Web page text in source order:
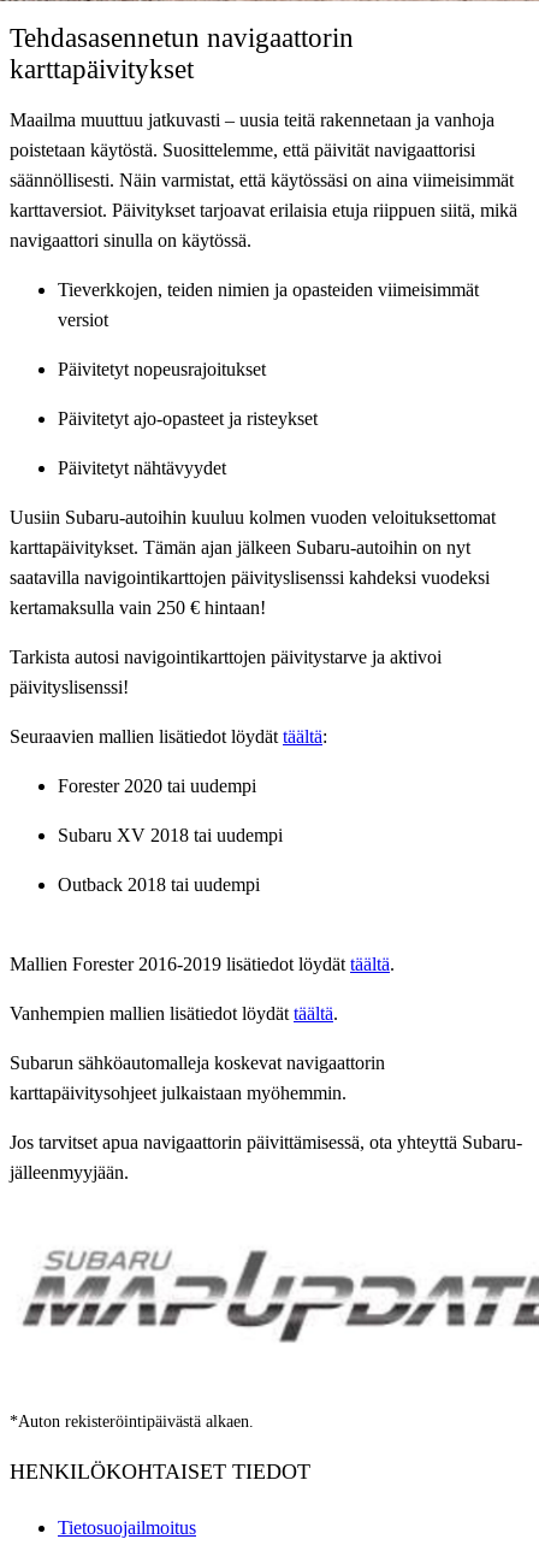
Tehdasasennetun navigaattorin
karttapäivitykset
Maailma muuttuu jatkuvasti – uusia teitä rakennetaan ja vanhoja
poistetaan käytöstä. Suosittelemme, että päivität navigaattorisi
säännöllisesti. Näin varmistat, että käytössäsi on aina viimeisimmät
karttaversiot. Päivitykset tarjoavat erilaisia etuja riippuen siitä, mikä
navigaattori sinulla on käytössä.
Tieverkkojen, teiden nimien ja opasteiden viimeisimmät
versiot
Päivitetyt nopeusrajoitukset
Päivitetyt ajo-opasteet ja risteykset
Päivitetyt nähtävyydet
Uusiin Subaru-autoihin kuuluu kolmen vuoden veloituksettomat
karttapäivitykset. Tämän ajan jälkeen Subaru-autoihin on nyt
saatavilla navigointikarttojen päivityslisenssi kahdeksi vuodeksi
kertamaksulla vain 250 € hintaan!
Tarkista autosi navigointikarttojen päivitystarve ja aktivoi
päivityslisenssi!
Seuraavien mallien lisätiedot löydät täältä:
Forester 2020 tai uudempi
Subaru XV 2018 tai uudempi
Outback 2018 tai uudempi
Mallien Forester 2016-2019 lisätiedot löydät täältä.
Vanhempien mallien lisätiedot löydät täältä.
Subarun sähköautomalleja koskevat navigaattorin
karttapäivitysohjeet julkaistaan myöhemmin.
Jos tarvitset apua navigaattorin päivittämisessä, ota yhteyttä Subaru-
jälleenmyyjään.
*Auton rekisteröintipäivästä alkaen.
HENKILÖKOHTAISET TIEDOT
Tietosuojailmoitus